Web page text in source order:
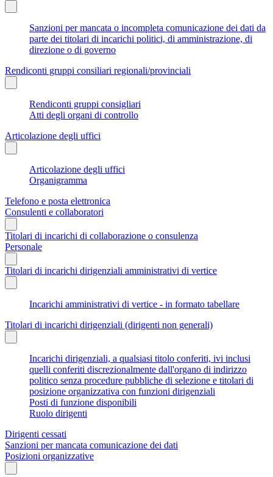
Sanzioni per mancata o incompleta comunicazione dei dati da
parte dei titolari di incarichi politici, di amministrazione, di
direzione o di governo
Rendiconti gruppi consiliari regionali/provinciali
Rendiconti gruppi consigliari
Atti degli organi di controllo
Articolazione degli uffici
Articolazione degli uffici
Organigramma
Telefono e posta elettronica
Consulenti e collaboratori
Titolari di incarichi di collaborazione o consulenza
Personale
Titolari di incarichi dirigenziali amministrativi di vertice
Incarichi amministrativi di vertice - in formato tabellare
Titolari di incarichi dirigenziali (dirigenti non generali)
Incarichi dirigenziali, a qualsiasi titolo conferiti, ivi inclusi
quelli conferiti discrezionalmente dall'organo di indirizzo
politico senza procedure pubbliche di selezione e titolari di
posizione organizzativa con funzioni dirigenziali
Posti di funzione disponibili
Ruolo dirigenti
Dirigenti cessati
Sanzioni per mancata comunicazione dei dati
Posizioni organizzative